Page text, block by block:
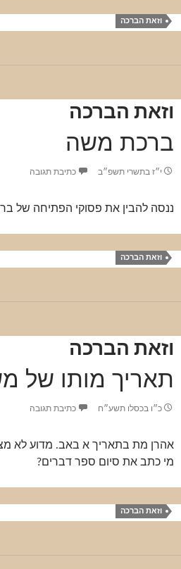
וזאת הברכה
וזאת הברכה
ברכת משה
י״ז בתשרי תשפ״ב כתיבת תגובה
ננסה להבין את פסוקי הפתיחה של
וזאת הברכה
וזאת הברכה
תאריך מותו של
כ״ו בכסלו תשע״ח כתיבת תגובה
אהרן מת בתאריך א באב. מדוע לא
מי כתב את סיום ספר דברים?
וזאת הברכה